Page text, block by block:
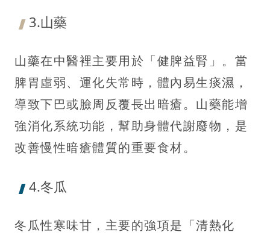
3.山藥
山藥在中醫裡主要用於「健脾益腎」。當
脾胃虛弱、運化失常時，體內易生痰濕，
導致下巴或臉周反覆長出暗瘡。山藥能增
強消化系統功能，幫助身體代謝廢物，是
改善慢性暗瘡體質的重要食材。
4.冬瓜
冬瓜性寒味甘，主要的強項是「清熱化